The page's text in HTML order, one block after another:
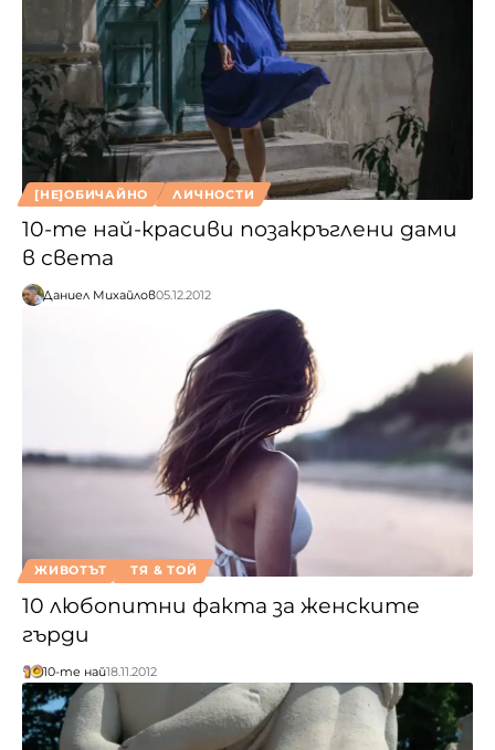
[НЕ]ОБИЧАЙНО ЛИЧНОСТИ
10-те най-красиви позакръглени дами
в света
Даниел Михайлов05.12.2012
ЖИВОТЪТ ТЯ & ТОЙ
10 любопитни факта за женските
гърди
10-те най18.11.2012